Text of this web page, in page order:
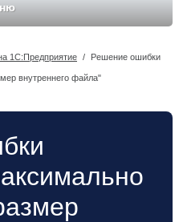
1С:Предприятие / Решение ошибки
внутреннего файла"